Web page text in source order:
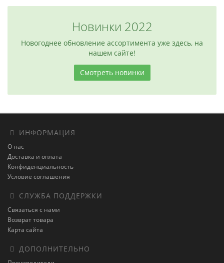
Новинки 2022
Новогоднее обновление ассортимента уже здесь, на
нашем сайте!
Смотреть новинки
ИНФОРМАЦИЯ
О нас
Доставка и оплата
Конфиденциальность
Условие соглашения
СЛУЖБА ПОДДЕРЖКИ
Связаться с нами
Возврат товара
Карта сайта
ДОПОЛНИТЕЛЬНО